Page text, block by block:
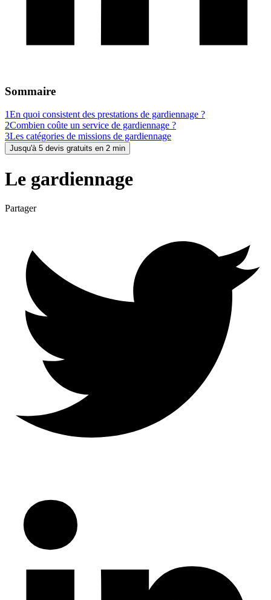
Sommaire
1En quoi consistent des prestations de gardiennage ?
2Combien coûte un service de gardiennage ?
3Les catégories de missions de gardiennage
Jusqu'à 5 devis gratuits en 2 min
Le gardiennage
Partager